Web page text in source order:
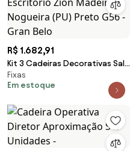
R$ 1.682,91
Kit 3 Cadeiras Decorativas Sala
e Escritório Zion Madeira
Nogueira (PU) Preto G56 - Gran
Fixas
Em estoque